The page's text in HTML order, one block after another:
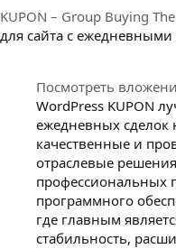
KUPON – Group Buying
для сайта с ежедневными
Посмотреть
WordPress KUPON
ежедневных
качественные и
отраслевые
профессиональных
программного
где главным
стабильность,